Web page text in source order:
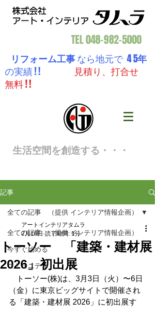
TEL048-982-5000
リフォーム工事なら地元で 4 5年
の実績 ! !
見積り、打合せ
無料 ! !
生活空間を創造する・・・
記事
全ての記事 （提供 インテリア情報企画）
今すぐ始める
コミュニティ
全ての記事 （提供 インテリア情報企画）
トーソー 「建築・建材展
2026」初出展
アートインテリアタムラ
2月16日 読了時間: 1分
トーソー(株)は、3月3日（火）〜6日
（金）に東京ビッグサイトで開催され
る「建築・建材展 2026」に初出展す